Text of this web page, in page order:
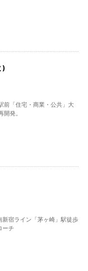
)
前「住宅・商業・公共」大
開発。
新宿ライン「茅ヶ崎」駅徒歩
ーチ